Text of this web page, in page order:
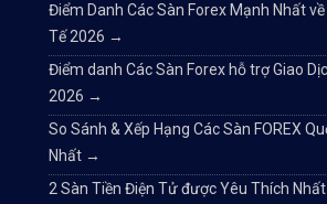
Điểm Danh Các Sàn Forex Mạnh Nhất
Tế 2026 →
Điểm danh Các Sàn Forex hỗ trợ Giao
2026 →
So Sánh & Xếp Hạng Các Sàn FOREX
Nhất →
2 Sàn Tiền Điện Tử được Yêu Thích